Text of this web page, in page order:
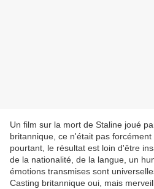
Un film sur la mort de Staline joué
britannique, ce n'était pas
pourtant, le résultat est loin d'être
de la nationalité, de la langue, un
émotions transmises sont
Casting britannique oui, mais